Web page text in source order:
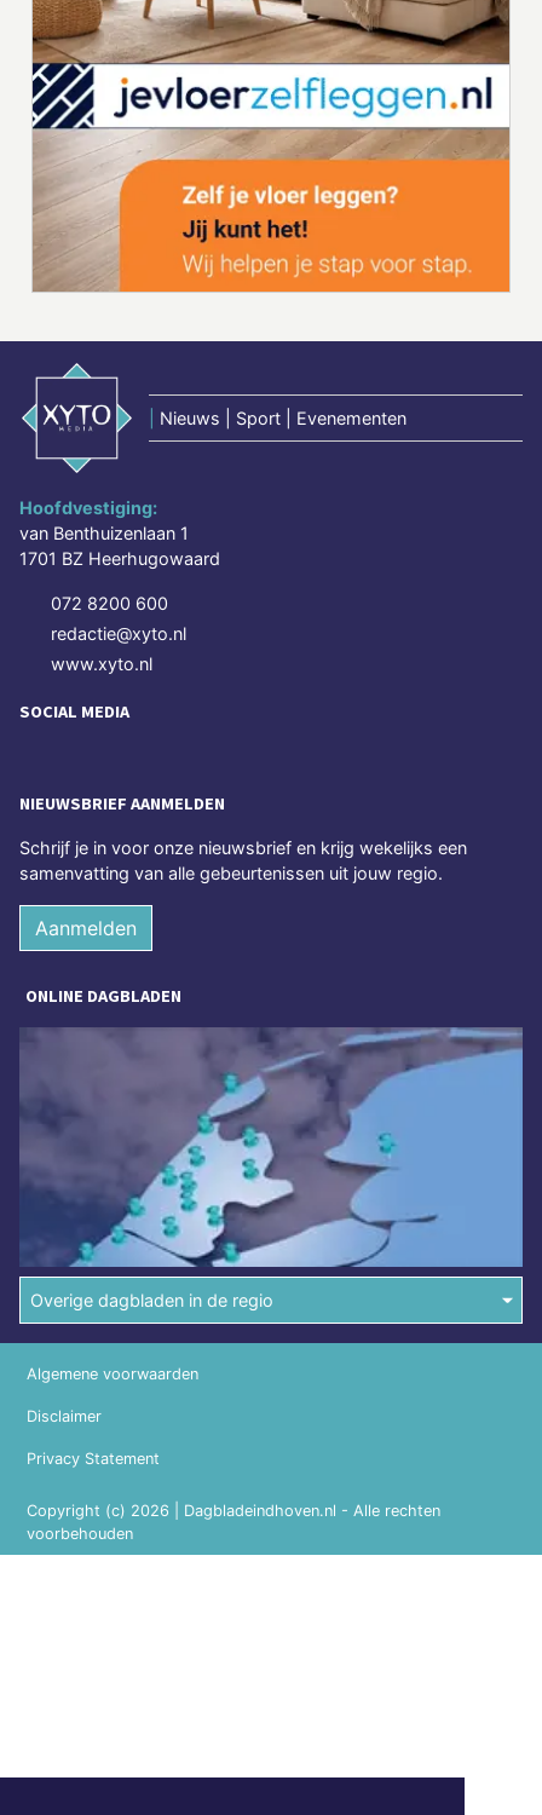
Nieuws | Sport | Evenementen
Hoofdvestiging:
van Benthuizenlaan 1
1701 BZ Heerhugowaard
072 8200 600
redactie@xyto.nl
www.xyto.nl
SOCIAL MEDIA
NIEUWSBRIEF AANMELDEN
Schrijf je in voor onze nieuwsbrief en krijg wekelijks een
samenvatting van alle gebeurtenissen uit jouw regio.
Aanmelden
ONLINE DAGBLADEN
Overige dagbladen in de regio
Copyright (c) 2026 | Dagbladeindhoven.nl - Alle rechten
voorbehouden
Algemene voorwaarden
Disclaimer
Privacy Statement